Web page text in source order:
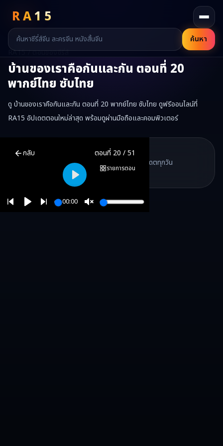
RA15
ค้นหา
RA15 / ตอนของซีรี่ส์
บ้านของเราคือกันและกัน ตอนที่ 20
พากย์ไทย ซับไทย
ดู บ้านของเราคือกันและกัน ตอนที่ 20 พากย์ไทย ซับไทย ดูฟรีออนไลน์ที่
RA15 อัปเดตตอนใหม่ล่าสุด พร้อมดูผ่านมือถือและคอมพิวเตอร์
กลับ ตอนที่ 20 /51
รายการตอน
00:00
Play
พากย์ไทย ซับไทย ดูฟรีออนไลน์ —
RA15 เป็นเว็บไซต์ดูซีรี่ส์จีนออนไลน์ฟรี ที่รวบรวมหนังจีน ละครจีน มิ
RA15 Drama
RA15 Drama
รวมซีรี่ส์จีน ละครสั้น หนังแนวตั้ง พากย์ไทย อัปเดตทุกวัน
RA15 Drama